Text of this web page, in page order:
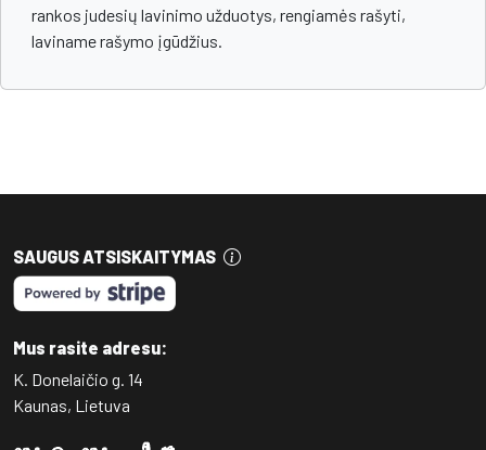
rankos judesių lavinimo užduotys, rengiamės rašyti,
laviname rašymo įgūdžius.
SAUGUS ATSISKAITYMAS
Mus rasite adresu:
K. Donelaičio g. 14
Kaunas, Lietuva